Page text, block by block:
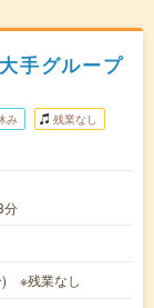
手グループ
み 残業なし
分
) ※残業なし